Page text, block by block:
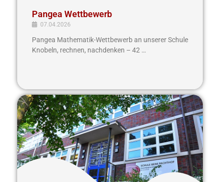
Pangea Wettbewerb
07.04.2026
Pangea Mathematik-Wettbewerb an unserer Schule
Knobeln, rechnen, nachdenken – 42 …
Tag
der
offenen
Tür